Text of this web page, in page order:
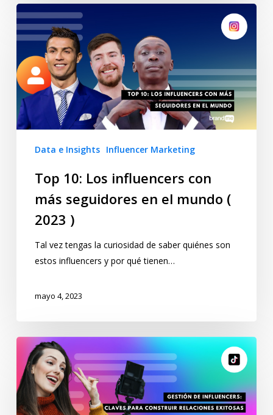
Data e Insights Influencer Marketing
Top 10: Los influencers con
más seguidores en el mundo (
2023 )
Tal vez tengas la curiosidad de saber quiénes son
estos influencers y por qué tienen…
mayo 4, 2023